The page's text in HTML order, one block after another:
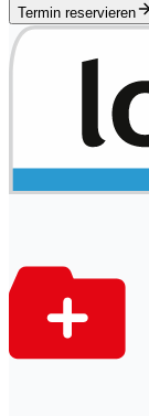
Termin reservieren